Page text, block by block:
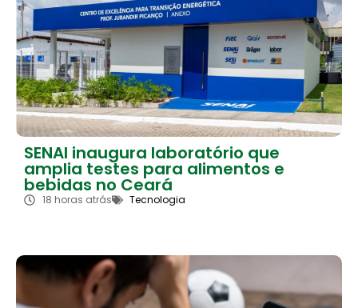
SENAI inaugura laboratório que
amplia testes para alimentos e
bebidas no Ceará
18 horas atrás Tecnologia